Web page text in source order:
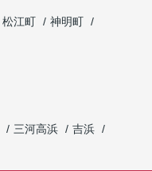
松江町
神明町
三河高浜
吉浜